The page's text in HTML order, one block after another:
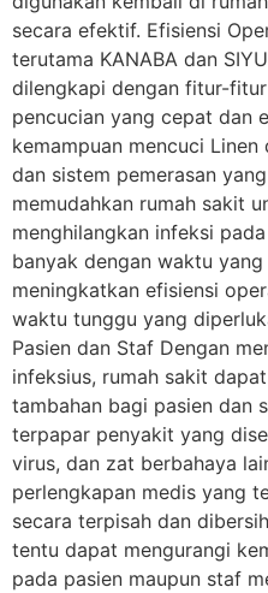
secara efektif. Efisiensi
terutama KANABA dan
dilengkapi dengan fitur-
pencucian yang cepat dan
kemampuan mencuci
dan sistem pemerasan
memudahkan rumah sakit
menghilangkan infeksi
banyak dengan waktu
meningkatkan efisiensi
waktu tunggu yang
Pasien dan Staf Dengan
infeksius, rumah sakit
tambahan bagi pasien dan
terpapar penyakit yang
virus, dan zat berbahaya
perlengkapan medis yang
secara terpisah dan
tentu dapat mengurangi
pada pasien maupun staf